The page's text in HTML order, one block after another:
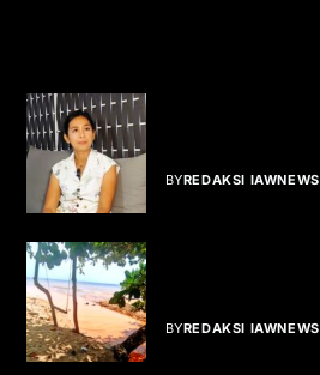
BYREDAKSI IAWNEWS
BYREDAKSI IAWNEWS